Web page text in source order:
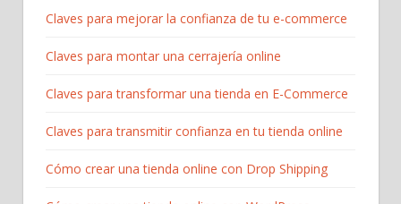
Claves para mejorar la confianza de tu e-commerce
Claves para montar una cerrajería online
Claves para transformar una tienda en E-Commerce
Claves para transmitir confianza en tu tienda online
Cómo crear una tienda online con Drop Shipping